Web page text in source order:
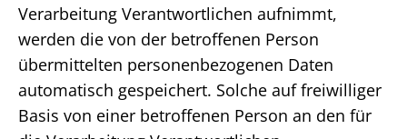
Verarbeitung Verantwortlichen aufnimmt,
werden die von der betroffenen Person
übermittelten personenbezogenen Daten
automatisch gespeichert. Solche auf freiwilliger
Basis von einer betroffenen Person an den für